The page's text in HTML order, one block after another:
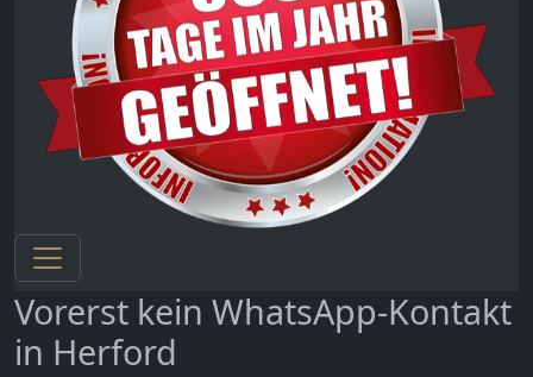
Vorerst kein WhatsApp-Kontakt
in Herford